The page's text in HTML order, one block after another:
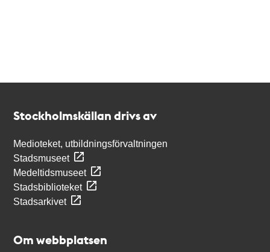
Stockholmskällan drivs av
Medioteket, utbildningsförvaltningen
Stadsmuseet
Medeltidsmuseet
Stadsbiblioteket
Stadsarkivet
Om webbplatsen